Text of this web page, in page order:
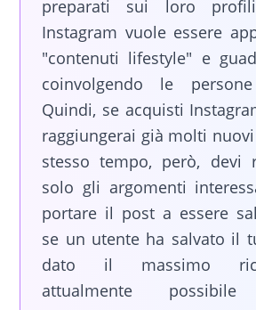
preparati sui loro
Instagram vuole essere
"contenuti lifestyle" e
coinvolgendo le
Quindi, se acquisti
raggiungerai già molti
stesso tempo, però, devi
solo gli argomenti
portare il post a essere
se un utente ha salvato il
dato il massimo
attualmente